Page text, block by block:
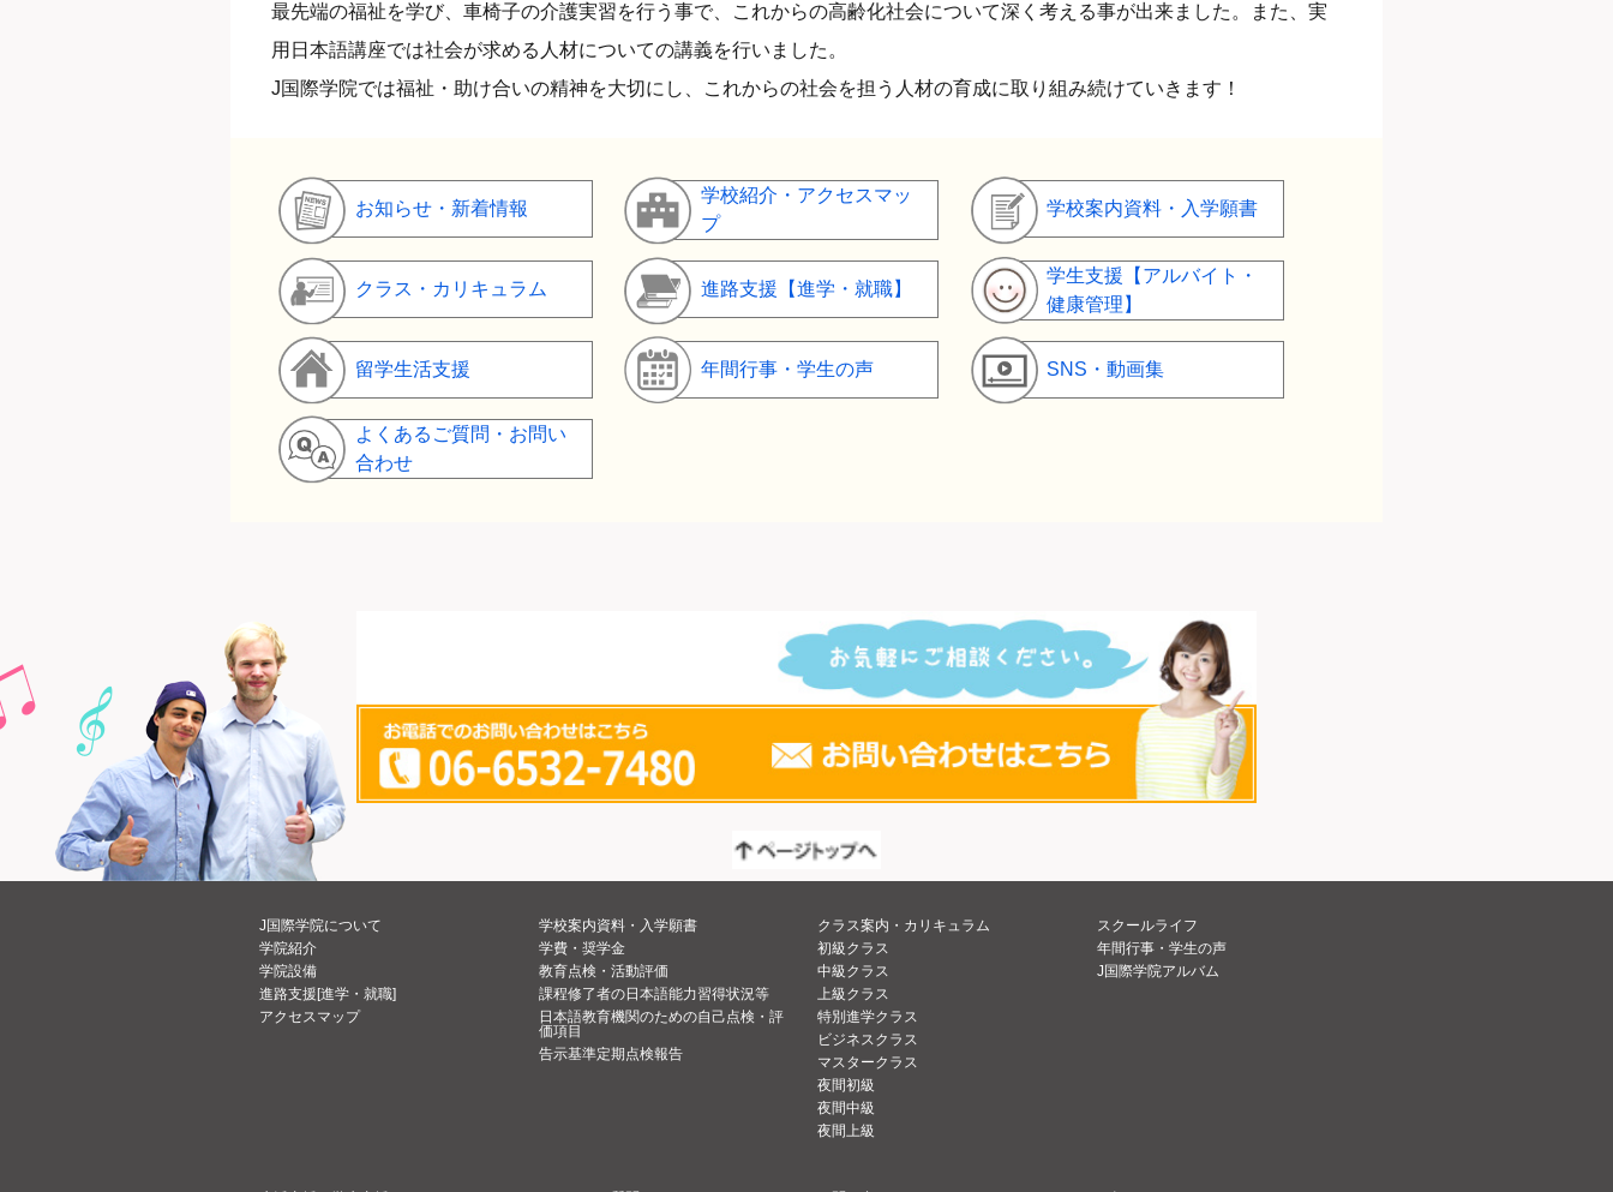
最先端の福祉を学び、車椅子の介護実習を行う事で、これからの高齢化社会について深く考える事が出来ました。また、実
用日本語講座では社会が求める人材についての講義を行いました。
J国際学院では福祉・助け合いの精神を大切にし、これからの社会を担う人材の育成に取り組み続けていきます！
お知らせ・新着情報
学校紹介・アクセスマッ
プ
学校案内資料・入学願書
クラス・カリキュラム 進路支援【進学・就職】
学生支援【アルバイト・
健康管理】
留学生活支援 年間行事・学生の声 SNS・動画集
よくあるご質問・お問い
合わせ
J国際学院について
学院紹介
学院設備
進路支援[進学・就職]
アクセスマップ
学校案内資料・入学願書
学費・奨学金
教育点検・活動評価
課程修了者の日本語能力習得状況等
日本語教育機関のための自己点検・評
価項目
告示基準定期点検報告
クラス案内・カリキュラム
初級クラス
中級クラス
上級クラス
特別進学クラス
ビジネスクラス
マスタークラス
夜間初級
夜間中級
夜間上級
スクールライフ
年間行事・学生の声
J国際学院アルバム